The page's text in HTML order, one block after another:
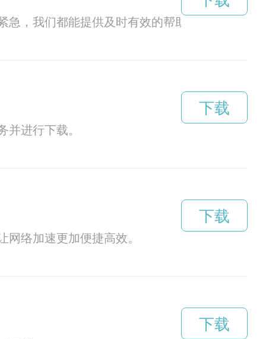
，我们都能提供及时有效的帮助。
进行下载。
下载
络加速更加便捷高效。
下载
下载